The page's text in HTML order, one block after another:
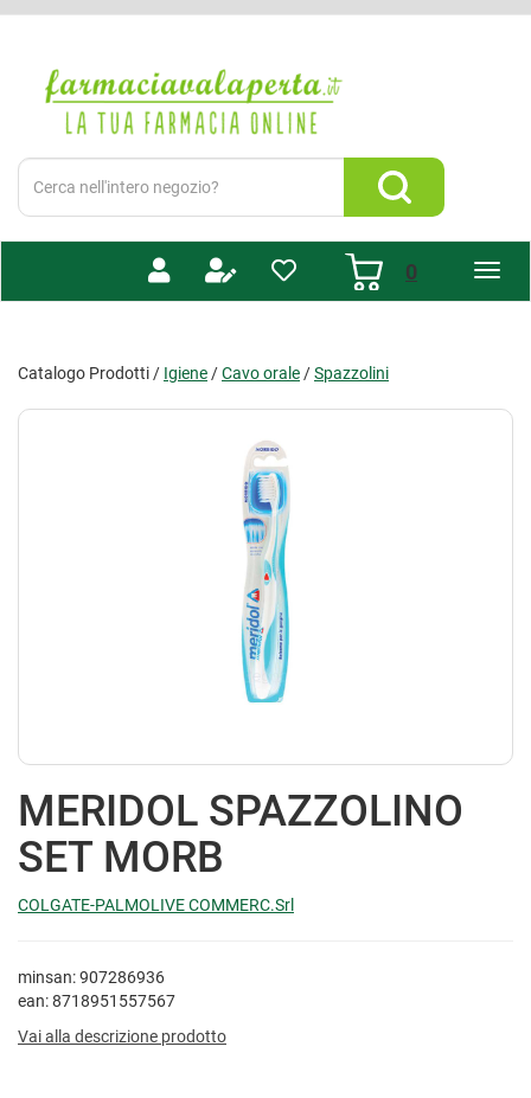
principale
Valaperta
Cerca
Prodotto
Cerca Prodotto
0prodotti
Catalogo Prodotti / Igiene /Cavo orale /Spazzolini
MERIDOL SPAZZOLINO
SET MORB
COLGATE-PALMOLIVE COMMERC.Srl
minsan: 907286936
ean: 8718951557567
Vai alla descrizione prodotto